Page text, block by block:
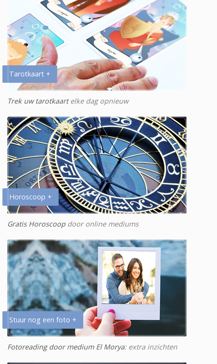
Tarotkaart +
Trek uw tarotkaartelke dag opnieuw
Horoscoop +
Gratis Horoscoopdoor online mediums
Stuur nog een foto +
Fotoreading door medium El Morya: extra inzichten